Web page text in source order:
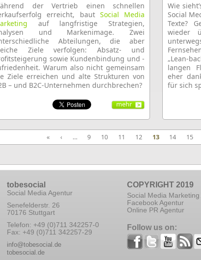
der Vertrieb einen schnellen
erreicht, baut Social Media
auf langfristige Strategien,
und Markenimage. Zwei
Abteilungen, die aber
Ziele verfolgen: Absatz- und
sowie Kundenbindung und -
Warum also nicht gemeinsam
Ziele erreichen und alte Strukturen von
– und B2C-Unternehmen durchbrechen?
mehr
Wie
Social
Texte?
wieder
„Lean-
langen
eher
für sich
« ‹ … 9 10 11 12 13 14 15
tobesocial
Social Media Agentur
Senefelderstr. 26
70176 Stuttgart
Telefon: +49 (0)711 342257-0
Fax: +49 (0)711 342257-29
info@tobesocial.de
tobesocial.de
COPYRIGHT 2019
Social Media
Facebook Agentur
Online PR Agentur
Follow us on: